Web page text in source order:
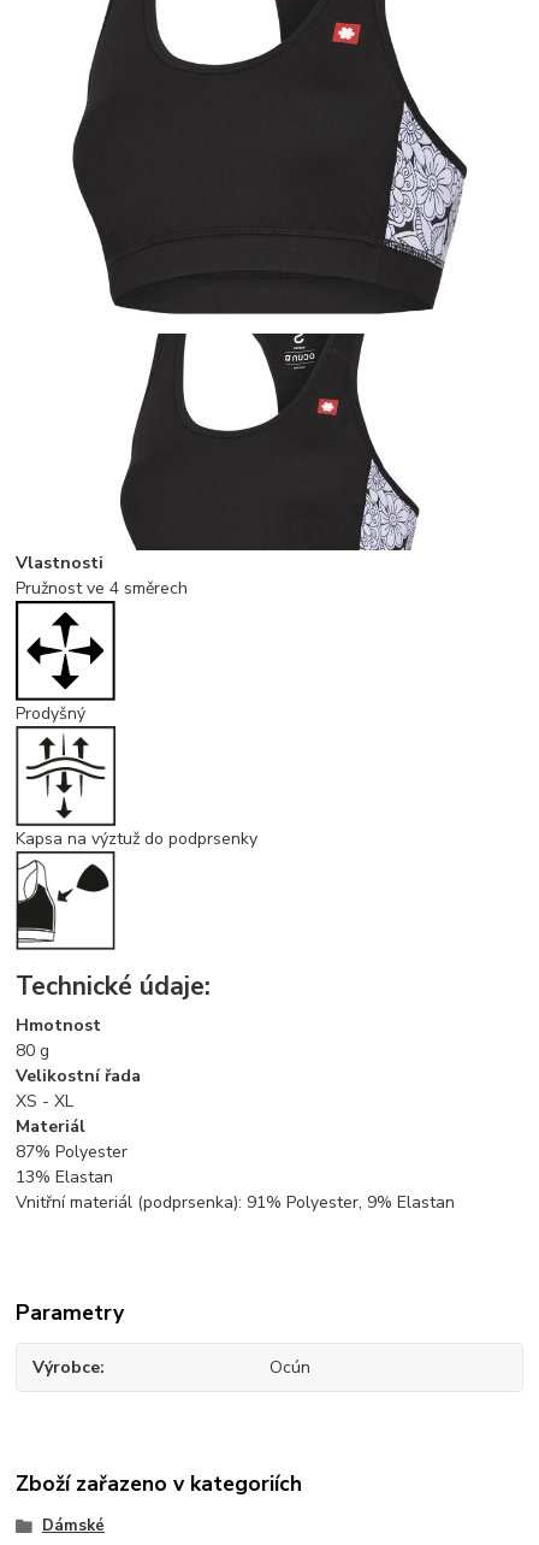
Vlastnosti
Pružnost ve 4 směrech
Prodyšný
Kapsa na výztuž do podprsenky
Technické údaje:
Hmotnost
80g
Velikostní řada
XS - XL
Materiál
87% Polyester
13% Elastan
Vnitřní materiál (podprsenka): 91% Polyester, 9% Elastan
Parametry
Výrobce Ocún
Zboží zařazeno v kategoriích
Dámské